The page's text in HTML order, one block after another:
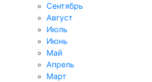
Сентябрь
Август
Июль
Июнь
Май
Апрель
Март